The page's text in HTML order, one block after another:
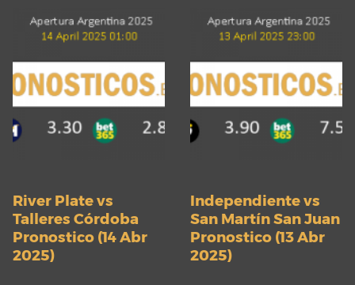
River Plate vs
Talleres Córdoba
Pronostico (14 Abr
2025)
Independiente vs
San Martín San Juan
Pronostico (13 Abr
2025)